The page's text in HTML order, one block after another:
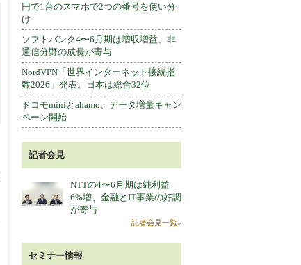
円で1台のスマホで2つの番号を使い分
け
ソフトバンク4〜6月期は増収増益、非
通信分野の成長が寄与
NordVPN「世界インターネット接続指
数2026」発表。日本は総合32位
ドコモminiとahamo、データ増量キャン
ペーン開始
記者会見
NTTの4〜6月期は純利益
6%増、金融とIT事業の好調
が寄与
記者会見一覧»
セミナー情報